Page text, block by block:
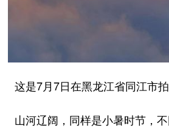
这是7月7日在黑龙江省同江市拍
山河辽阔，同样是小暑时节，不